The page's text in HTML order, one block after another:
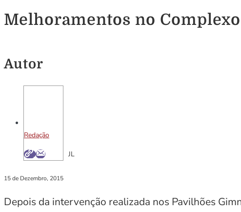
Melhoramentos no
Autor
Redação
JL
15 de Dezembro, 2015
Depois da intervenção realizada nos Pavilhões